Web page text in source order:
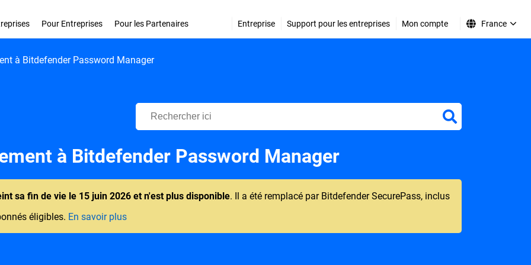
Pour Entreprises Pour les Partenaires Entreprise Support pour les entreprises Mon compte France
à Bitdefender Password Manager
à Bitdefender Password Manager
Centre d'Assistance Bitdefender
sa fin de vie le 15 juin 2026 et n'est plus disponible. Il a été remplacé par Bitdefender SecurePass, inclus
éligibles. En savoir plus